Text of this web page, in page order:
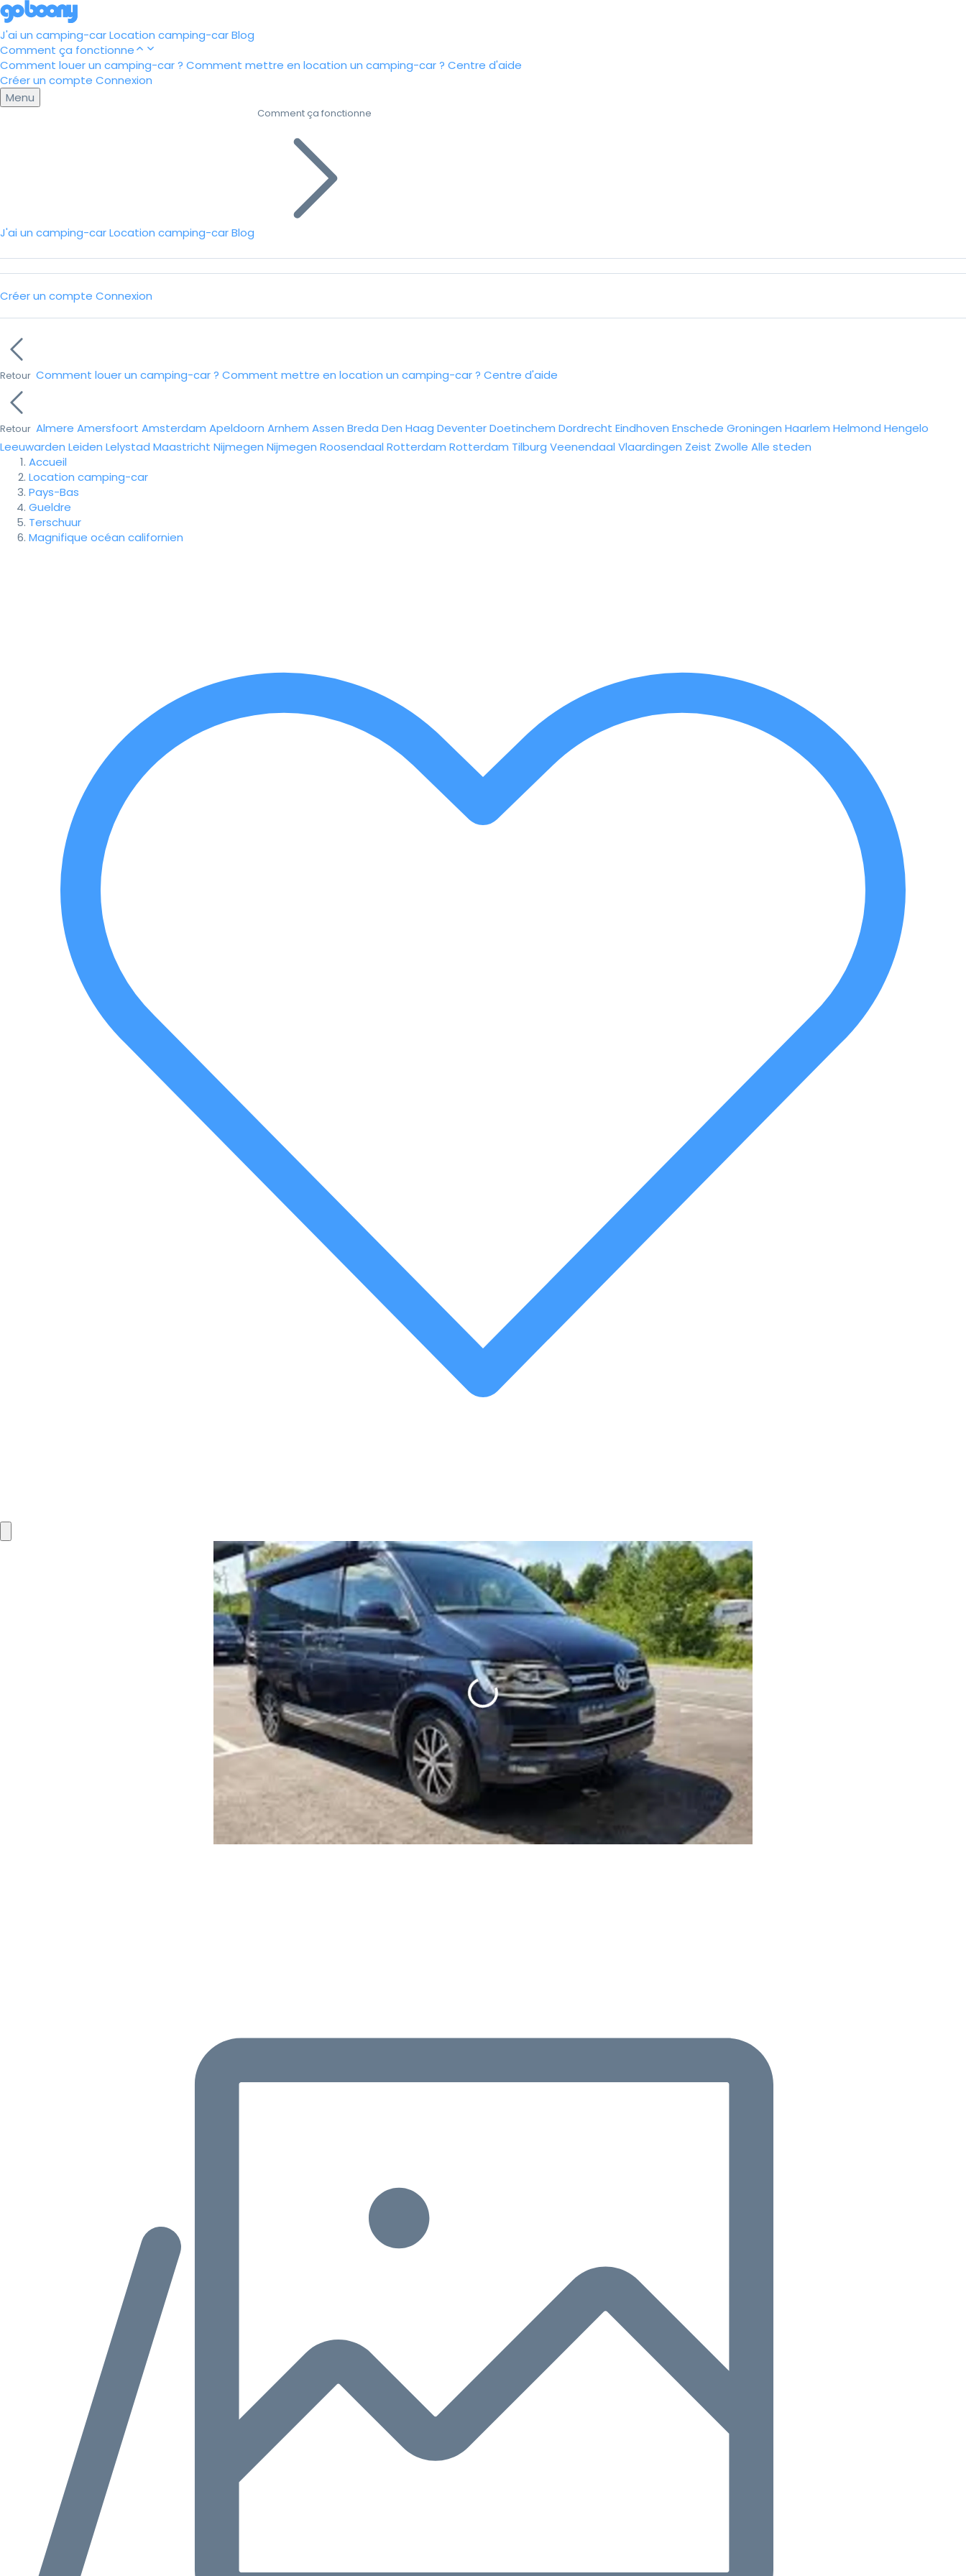
J'ai un camping-carLocation camping-carBlog
Comment ça fonctionne
Comment louer un camping-car ? Comment mettre en location un camping-car ? Centre d'aide
Créer un compte Connexion
Menu
J'ai un camping-carLocation camping-carBlog
Comment ça fonctionne
Créer un compte Connexion
Retour Comment louer un camping-car ? Comment mettre en location un camping-car ? Centre d'aide
Retour Almere Amersfoort Amsterdam Apeldoorn Arnhem Assen Breda Den Haag DeventerDoetinchem Dordrecht Eindhoven Enschede Groningen Haarlem Helmond Hengelo
Leeuwarden Leiden Lelystad Maastricht Nijmegen Nijmegen Roosendaal Rotterdam Rotterdam Tilburg Veenendaal Vlaardingen Zeist Zwolle Alle steden
Accueil
Location camping-car
Pays-Bas
Gueldre
Terschuur
Magnifique océan californien